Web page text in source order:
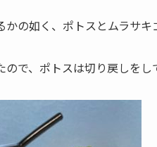
かの如く、ポトスとムラサ
ので、ポトスは切り戻しをし